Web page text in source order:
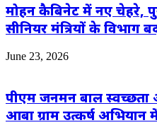
मोहन कैबिनेट में नए चेहरे,
सीनियर मंत्रियों के विभाग
June 23, 2026
पीएम जनमन बाल स्वच्छता
आबा ग्राम उत्कर्ष अभियान